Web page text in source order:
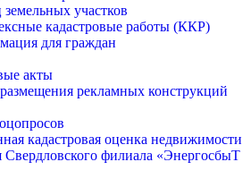
земельных участков
кадастровые работы (ККР)
для граждан
акты
рекламных конструкций
кадастровая оценка недвижимости
филиала «ЭнергосбыТ